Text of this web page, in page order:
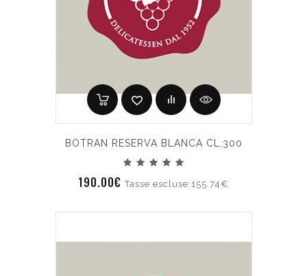
BOTRAN RESERVA BLANCA CL.300
190.00€Tasse escluse:155.74€